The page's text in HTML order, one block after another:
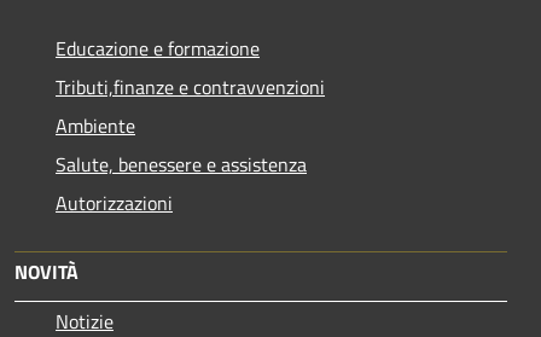
Educazione e formazione
Tributi,finanze e contravvenzioni
Ambiente
Salute, benessere e assistenza
Autorizzazioni
NOVITÀ
Notizie